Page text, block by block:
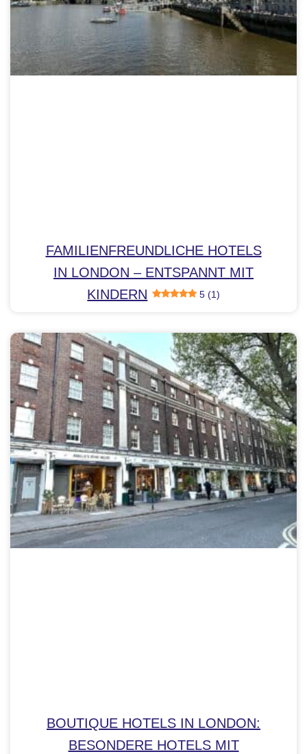
FAMILIENFREUNDLICHE HOTELS
IN LONDON – ENTSPANNT MIT
KINDERN
5 (1)
BOUTIQUE HOTELS IN LONDON:
BESONDERE HOTELS MIT